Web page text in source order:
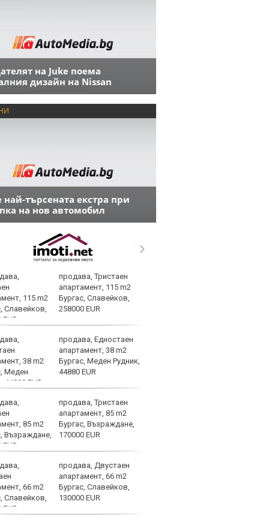
на Juke поема
дизайн на Nissan
най-търсената екстра при
на нов автомобил
продава, Тристаен
апартамент, 115 m2
Бургас, Славейков,
258000 EUR
продава, Едностаен
апартамент, 38 m2
Бургас, Меден Рудник,
44880 EUR
продава, Тристаен
апартамент, 85 m2
Бургас, Възраждане,
170000 EUR
продава, Двустаен
апартамент, 66 m2
Бургас, Славейков,
130000 EUR